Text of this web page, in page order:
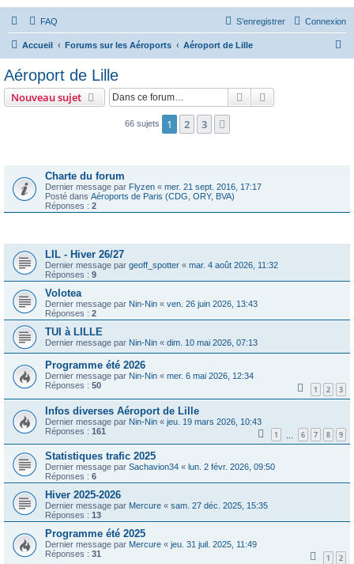
FAQ Connexion
S’enregistrer
Accueil Forums sur les Aéroports Aéroport de Lille
r
Aéroport de Lille
Nouveau sujet Rechercher
66 sujets 1 2 3
Charte du forum
Dernier message par Flyzen « mer. 21 sept. 2016, 17:17
Posté dans Aéroports de Paris (CDG, ORY, BVA)
Réponses : 2
LIL - Hiver 26/27
Dernier message par geoff_spotter « mar. 4 août 2026, 11:32
Réponses : 9
Volotea
Dernier message par Nin-Nin « ven. 26 juin 2026, 13:43
Réponses : 2
TUI à LILLE
Dernier message par Nin-Nin « dim. 10 mai 2026, 07:13
Programme été 2026
Dernier message par Nin-Nin « mer. 6 mai 2026, 12:34
Réponses : 50 1 2 3
Infos diverses Aéroport de Lille
Dernier message par Nin-Nin « jeu. 19 mars 2026, 10:43
Réponses : 161 1 6 7 8 9
Statistiques trafic 2025
Dernier message par Sachavion34 « lun. 2 févr. 2026, 09:50
Réponses : 6
Hiver 2025-2026
Dernier message par Mercure « sam. 27 déc. 2025, 15:35
Réponses : 13
Programme été 2025
Dernier message par Mercure « jeu. 31 juil. 2025, 11:49
Réponses : 31 1 2